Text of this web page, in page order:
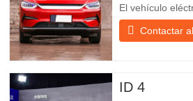
El vehículo
centra en la
desarrollo de
populares. BYD
Contactar
ID 4